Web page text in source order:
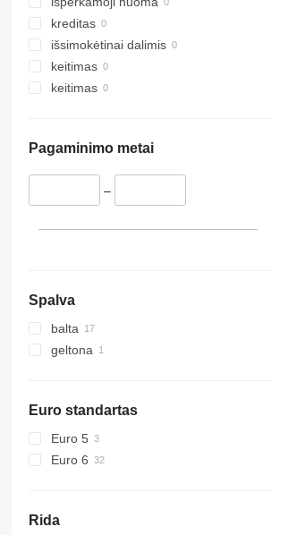
Leicester
rodyti visas
kreditas
išsimokėtinai dalimis
keitimas
keitimas
Pagaminimo metai
–
Spalva
balta
geltona
Euro standartas
Euro 5
Euro 6
Rida